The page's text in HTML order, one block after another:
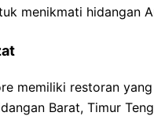
menikmati hidangan
memiliki restoran
Barat, Timur